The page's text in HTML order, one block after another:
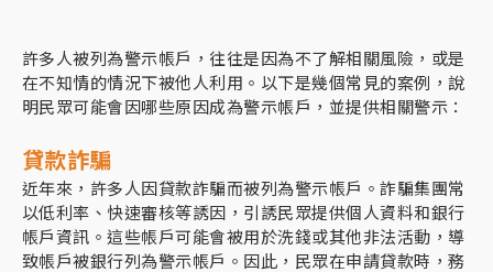
許多人被列為警示帳戶，往往是因為不了解相關風險，或是
在不知情的情況下被他人利用。以下是幾個常見的案例，說
明民眾可能會因哪些原因成為警示帳戶，並提供相關警示：
貸款詐騙
近年來，許多人因貸款詐騙而被列為警示帳戶。詐騙集團常
以低利率、快速審核等誘因，引誘民眾提供個人資料和銀行
帳戶資訊。這些帳戶可能會被用於洗錢或其他非法活動，導
致帳戶被銀行列為警示帳戶。因此，民眾在申請貸款時，務